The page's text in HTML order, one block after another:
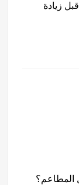
زيادة
المطاعم؟